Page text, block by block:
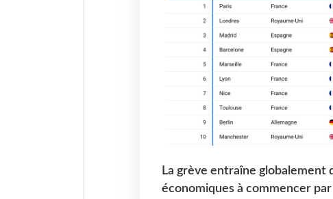
La grève entraîne globalement
économiques à commencer